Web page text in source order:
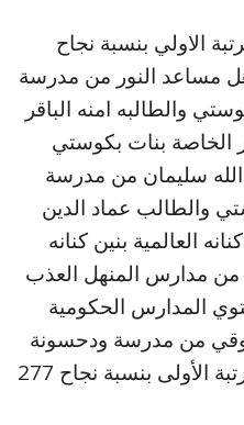
الاولي بنسبة نجاح
اهل مساعد النور من مدرسة
والطالبه امنه الباقر
الخاصة بنات بكوستي
سليمان من مدرسة
والطالب عماد الدين
العالمية بنين كنانه
مدارس المنهل العذب
المدارس الحكومية
من مدرسة ودحسونة
المختلطة بمحلية الدويم المرتبة الأولى بنسبة نجاح 277